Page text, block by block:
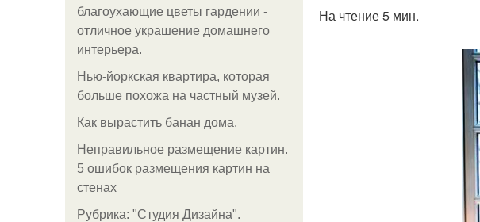
благоухающие цветы гардении -
отличное украшение домашнего
интерьера.
Нью-йоркская квартира, которая
больше похожа на частный музей.
Как вырастить банан дома.
Неправильное размещение картин.
5 ошибок размещения картин на
стенах
Рубрика: "Студия Дизайна".
На чтение 5 мин.